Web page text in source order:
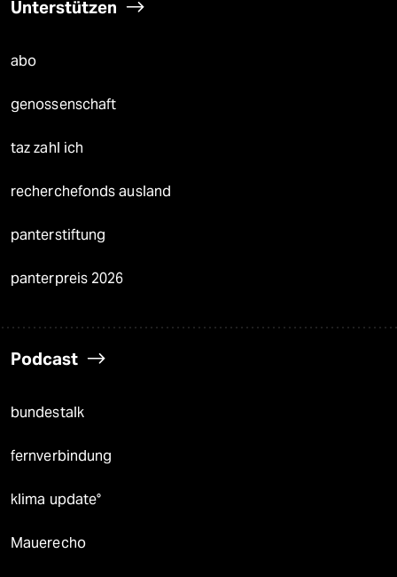
Unterstützen
abo
genossenschaft
taz zahl ich
recherchefonds ausland
panterstiftung
panterpreis 2026
Podcast
bundestalk
fernverbindung
klima update°
Mauerecho